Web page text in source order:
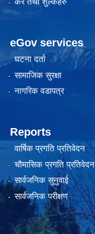
eGov services
घटना दर्ता
सामाजिक सुरक्षा
नागरिक वडापत्र
Reports
वार्षिक प्रगति प्रतिवेदन
चौमासिक प्रगति प्रतिवेदन
सार्वजनिक सुनुवाई
सार्वजनिक परीक्षण